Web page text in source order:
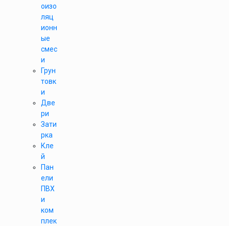
оизо
ляц
ионн
ые
смес
и
Грун
товк
и
Две
ри
Зати
рка
Кле
й
Пан
ели
ПВХ
и
ком
плек